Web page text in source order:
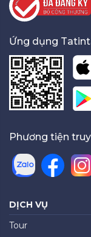
Ứng dụng
Phương tiện
DỊCH VỤ
Tour